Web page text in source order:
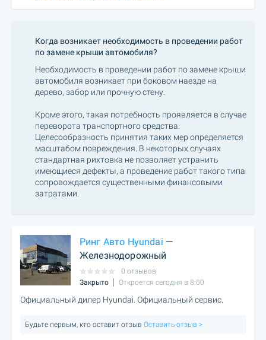
Когда возникает необходимость в проведении работ
по замене крыши автомобиля?
Необходимость в проведении работ по замене крыши
автомобиля возникает при боковом наезде на
дерево, забор или прочную стену.
Кроме этого, такая потребность проявляется в случае
переворота транспортного средства.
Целесообразность принятия таких мер определяется
масштабом повреждения. В некоторых случаях
стандартная рихтовка не позволяет устранить
имеющиеся дефекты, а проведение работ такого типа
сопровождается существенными финансовыми
затратами.
Ринг Авто Hyundai —
Железнодорожный
0 отзывов
Закрыто
Откроется сегодня в 8:00
Официальный дилер Hyundai. Официальный сервис.
Будьте первым, кто оставит отзыв Оставить отзыв >